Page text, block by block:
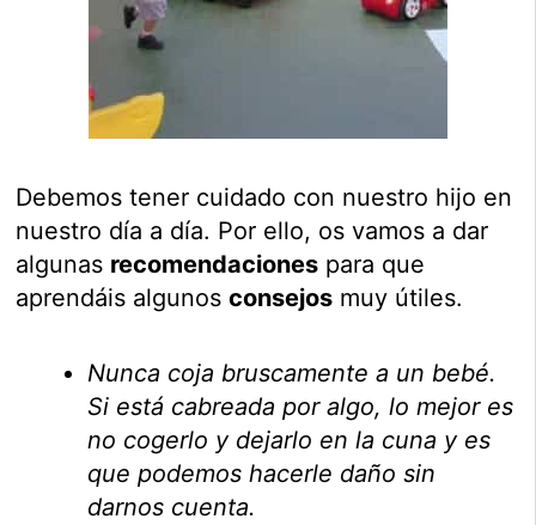
Debemos tener cuidado con nuestro hijo en
nuestro día a día. Por ello, os vamos a dar
algunas recomendaciones para que
aprendáis algunosconsejos muy útiles.
Nunca coja bruscamente a un bebé.
Si está cabreada por algo, lo mejor es
no cogerlo y dejarlo en la cuna y es
que podemos hacerle daño sin
darnos cuenta.